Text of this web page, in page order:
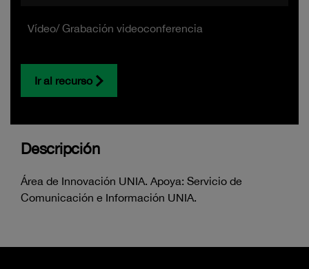
Vídeo/ Grabación videoconferencia
Ir al recurso
Descripción
Área de Innovación UNIA. Apoya: Servicio de
Comunicación e Información UNIA.